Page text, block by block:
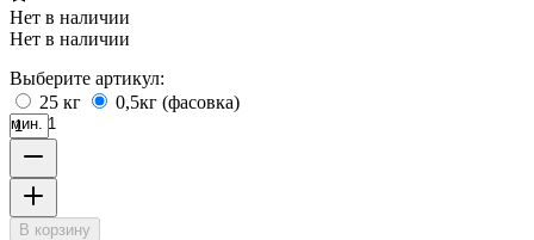
Нет в наличии
Нет в наличии
Выберите артикул:
25 кг
0,5кг (фасовка)
мин. 1
В корзину